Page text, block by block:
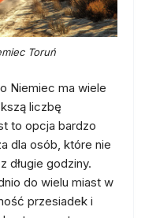
Toruń
Niemiec ma wiele
liczbę
to opcja bardzo
dla osób, które nie
długie godziny.
do wielu miast w
przesiadek i